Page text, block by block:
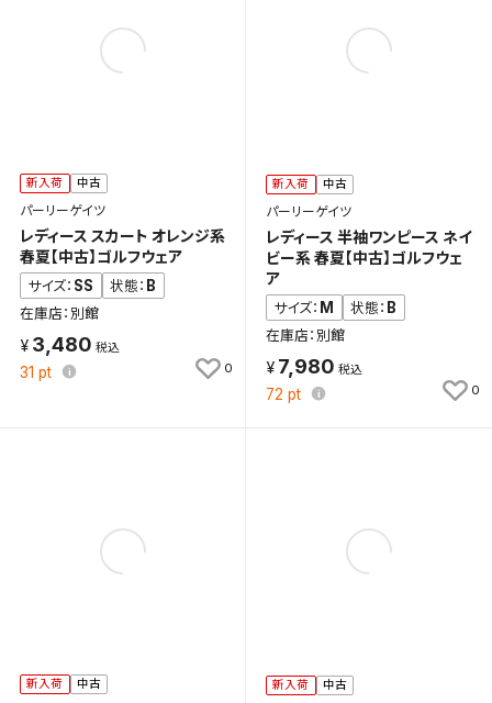
新入荷 中古
パーリーゲイツ
レディース スカート オレンジ系
春夏【中古】ゴルフウェア
サイズ： SS 状態： B
在庫店：別館
3,480
31 pt 0
新入荷 中古
パーリーゲイツ
レディース 半袖ワンピース ネイ
ビー系 春夏【中古】ゴルフウェ
ア
サイズ： M 状態： B
在庫店：別館
7,980
72 pt 0
新入荷 中古 新入荷 中古